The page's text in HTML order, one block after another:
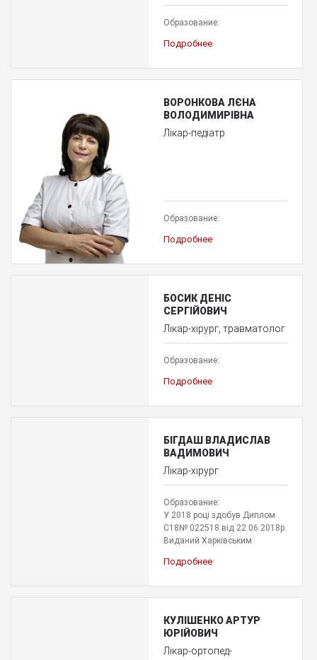
Образование:
Подробнее
ВОРОНКОВА ЛЄНА
ВОЛОДИМИРІВНА
Лікар-педіатр
Образование:
Подробнее
БОСИК ДЕНІС
СЕРГІЙОВИЧ
Лікар-хірург, травматолог
Образование:
Подробнее
БІГДАШ ВЛАДИСЛАВ
ВАДИМОВИЧ
Лікар-хірург
Образование:
У 2018 році здобув Диплом
С18№ 022518 від 22.06.2018р.
Виданий Харківським
Подробнее
КУЛІШЕНКО АРТУР
ЮРІЙОВИЧ
Лікар-ортопед-